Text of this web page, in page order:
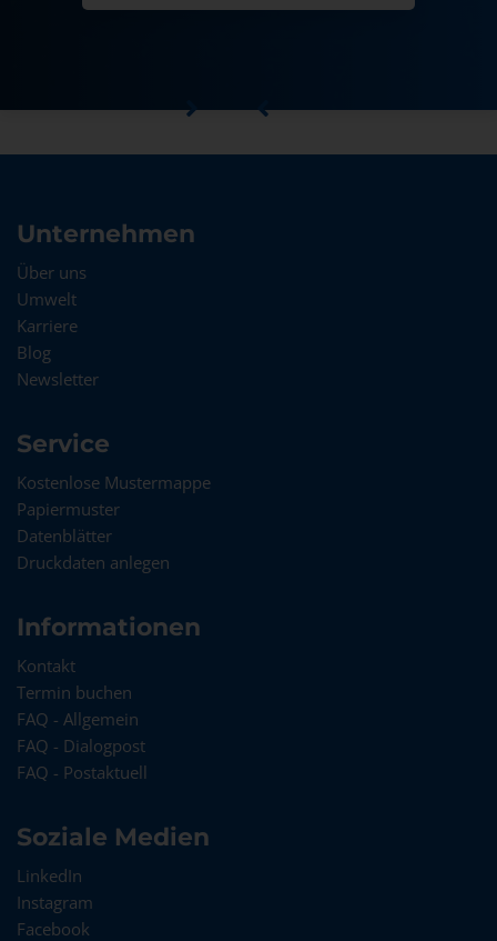
Unternehmen
Über uns
Umwelt
Karriere
Blog
Newsletter
Service
Kostenlose Mustermappe
Papiermuster
Datenblätter
Druckdaten anlegen
Informationen
Kontakt
Termin buchen
FAQ - Allgemein
FAQ - Dialogpost
FAQ - Postaktuell
Soziale Medien
LinkedIn
Instagram
Facebook